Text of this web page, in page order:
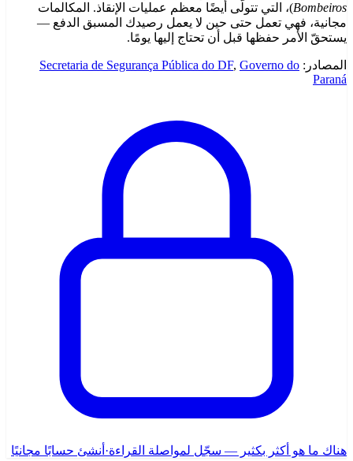
Bombeiros)، التي تتولّى أيضًا معظم عمليات الإنقاذ. المكالمات
مجانية، فهي تعمل حتى حين لا يعمل رصيدك المسبق الدفع —
يستحقّ الأمر حفظها قبل أن تحتاج إليها يومًا.
المصادر: Secretaria de Segurança Pública do DF, Governo do
Paraná
هناك ما هو أكثر بكثير — سجّل لمواصلة القراءة· أنشئ حسابًا مجانيًا